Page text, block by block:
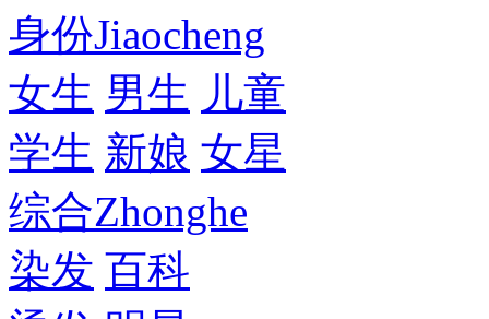
身份Jiaocheng
女生 男生 儿童
学生 新娘 女星
综合Zhonghe
染发 百科